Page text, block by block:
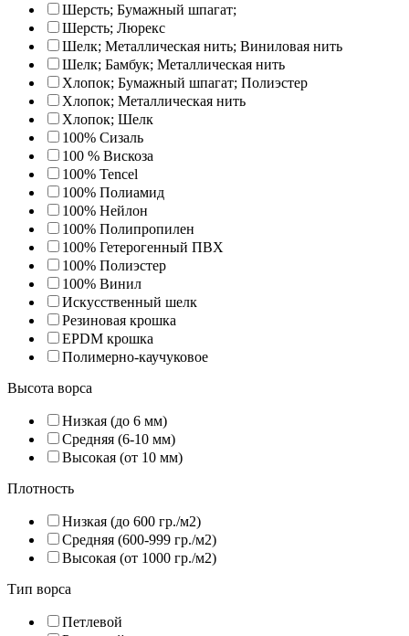
Шерсть; Бумажный шпагат;
Шерсть; Люрекс
Шелк; Металлическая нить; Виниловая нить
Шелк; Бамбук; Металлическая нить
Хлопок; Бумажный шпагат; Полиэстер
Хлопок; Металлическая нить
Хлопок; Шелк
100% Сизаль
100 % Вискоза
100% Tencel
100% Полиамид
100% Нейлон
100% Полипропилен
100% Гетерогенный ПВХ
100% Полиэстер
100% Винил
Искусственный шелк
Резиновая крошка
EPDM крошка
Полимерно-каучуковое
Высота ворса
Низкая (до 6 мм)
Средняя (6-10 мм)
Высокая (от 10 мм)
Плотность
Низкая (до 600 гр./м2)
Средняя (600-999 гр./м2)
Высокая (от 1000 гр./м2)
Тип ворса
Петлевой